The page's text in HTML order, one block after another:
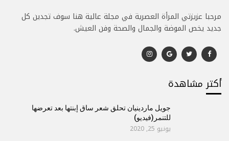
مرحبا عزيزتي المرأة العصرية في مجلة عالية هنا سوف تجدين كل
جديد يخص الموضة والجمال والصحة وفن العيش.
أكتر مشاهدة
جويل ماردينيان تحلق شعر ساق إبنتها بعد تعرضها
للتنمر(فيديو)
يونيو 25, 2020